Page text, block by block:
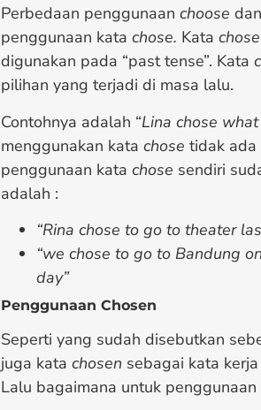
Perbedaan penggunaan choose dan
penggunaan kata chose. Kata chose
digunakan pada “past tense”. Kata
pilihan yang terjadi di masa lalu.
Contohnya adalah “Lina chose
menggunakan kata chose tidak ada
penggunaan kata chose sendiri
adalah :
“Rina chose to go to theater
“we chose to go to Bandung
day”
Penggunaan Chosen
Seperti yang sudah disebutkan
juga kata chosen sebagai kata
Lalu bagaimana untuk penggunaan